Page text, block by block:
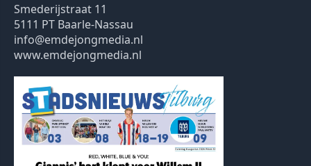
Smederijstraat 11
5111 PT Baarle-Nassau
info@emdejongmedia.nl
www.emdejongmedia.nl